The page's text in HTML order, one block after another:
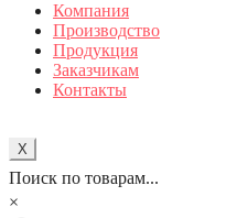
Компания
Производство
Продукция
Заказчикам
Контакты
X
Поиск по товарам...
×